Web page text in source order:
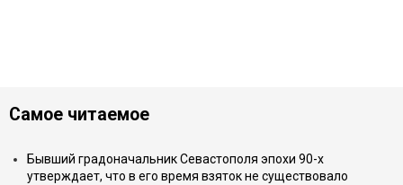
Самое читаемое
Бывший градоначальник Севастополя эпохи 90-х
утверждает, что в его время взяток не существовало